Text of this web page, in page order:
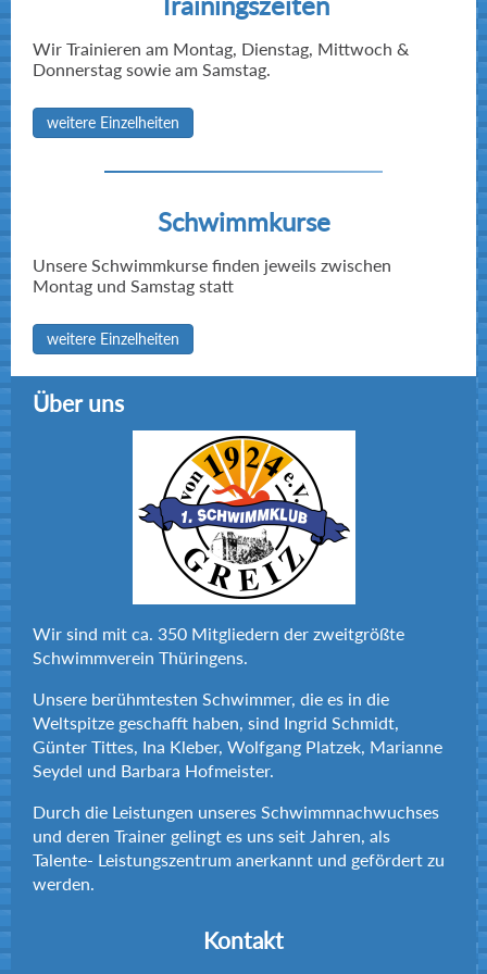
28,04 Sekunden
Wettkampf 11 - 200m Rücken männlich
1. Platz in 2:28,74 Minuten
Zwischenzeiten:
1:10,82 Minute
1:49,37 Minute
Wettkampf 15 - 50m Freistil männlich
Wettkampf 19 - 100m Rücken männlich
1. Platz in 1:07,33 Minute
Zwischenzeiten:
31,99 Sekunden
Wettkampf 23 - 200m Freistil männlich
Zwischenzeiten:
100m
1:04,41 Minute
1:40,75 Minute
Wettkampf 103 - 50m Rücken männlich
3. Platz in 29,82 Sekunden
Wettkampf 107 - 100m Freistil männlich
1. Platz in 56,56 Sekunden
Wir Trainieren am Montag, Dienstag, Mittwoch &
Donnerstag sowie am Samstag.
weitere Einzelheiten
Schwimmkurse
Unsere Schwimmkurse finden jeweils zwischen
Montag und Samstag statt
weitere Einzelheiten
Über uns
Wir sind mit ca. 350 Mitgliedern der zweitgrößte
Schwimmverein Thüringens.
Unsere berühmtesten Schwimmer, die es in die
Weltspitze geschafft haben, sind Ingrid Schmidt,
Günter Tittes, Ina Kleber, Wolfgang Platzek, Marianne
Seydel und Barbara Hofmeister.
Durch die Leistungen unseres Schwimmnachwuchses
und deren Trainer gelingt es uns seit Jahren, als
Talente- Leistungszentrum anerkannt und gefördert zu
werden.
Kontakt